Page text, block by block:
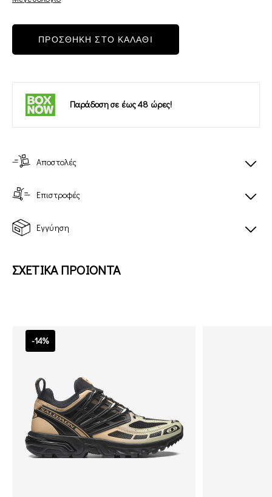
ΠΡΟΣΘΗΚΗ ΣΤΟ ΚΑΛΑΘΙ
Παράδοση σε έως 48 ώρες!
Αποστολές
Επιστροφές
Εγγύηση
ΣΧΕΤΙΚΑ ΠΡΟΙΟΝΤΑ
-14%